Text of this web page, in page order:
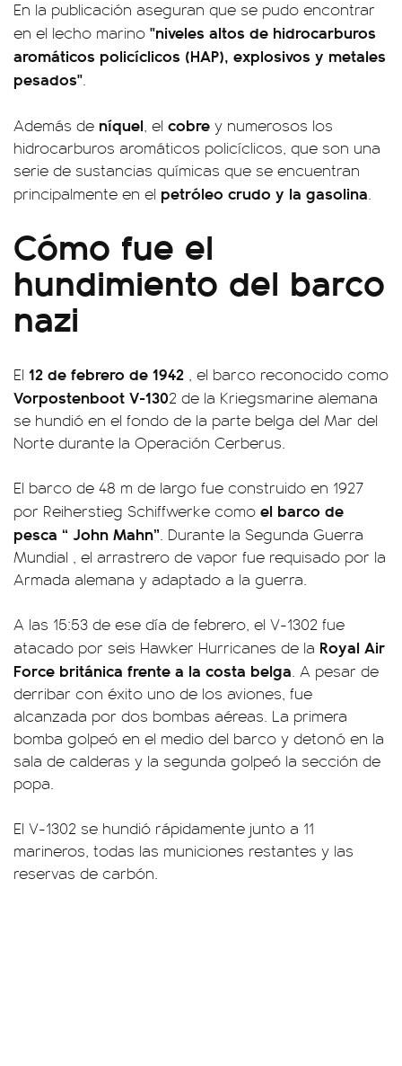
En la publicación aseguran que se pudo encontrar
en el lecho marino "niveles altos de hidrocarburos
aromáticos policíclicos (HAP), explosivos y metales
pesados".
Además de níquel, el cobre y numerosos los
hidrocarburos aromáticos policíclicos, que son una
serie de sustancias químicas que se encuentran
principalmente en el petróleo crudo y la gasolina.
Cómo fue el
hundimiento del barco
nazi
El 12 de febrero de 1942 , el barco reconocido como
Vorpostenboot V-1302 de la Kriegsmarine alemana
se hundió en el fondo de la parte belga del Mar del
Norte durante la Operación Cerberus.
El barco de 48 m de largo fue construido en 1927
por Reiherstieg Schiffwerke como el barco de
pesca “ John Mahn”. Durante la Segunda Guerra
Mundial , el arrastrero de vapor fue requisado por la
Armada alemana y adaptado a la guerra.
A las 15:53 de ese día de febrero, el V-1302 fue
atacado por seis Hawker Hurricanes de la Royal Air
Force británica frente a la costa belga. A pesar de
derribar con éxito uno de los aviones, fue
alcanzada por dos bombas aéreas. La primera
bomba golpeó en el medio del barco y detonó en la
sala de calderas y la segunda golpeó la sección de
popa.
El V-1302 se hundió rápidamente junto a 11
marineros, todas las municiones restantes y las
reservas de carbón.